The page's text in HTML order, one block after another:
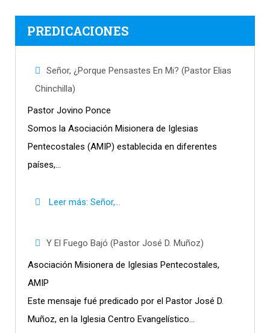
PREDICACIONES
Señor, ¿Porque Pensastes En Mi? (Pastor Elias
Chinchilla)
Pastor Jovino Ponce
Somos la Asociación Misionera de Iglesias
Pentecostales (AMIP) establecida en diferentes
países,...
Leer más: Señor,...
Y El Fuego Bajó (Pastor José D. Muñoz)
Asociación Misionera de Iglesias Pentecostales,
AMIP
Este mensaje fué predicado por el Pastor José D.
Muñoz, en la Iglesia Centro Evangelístico...